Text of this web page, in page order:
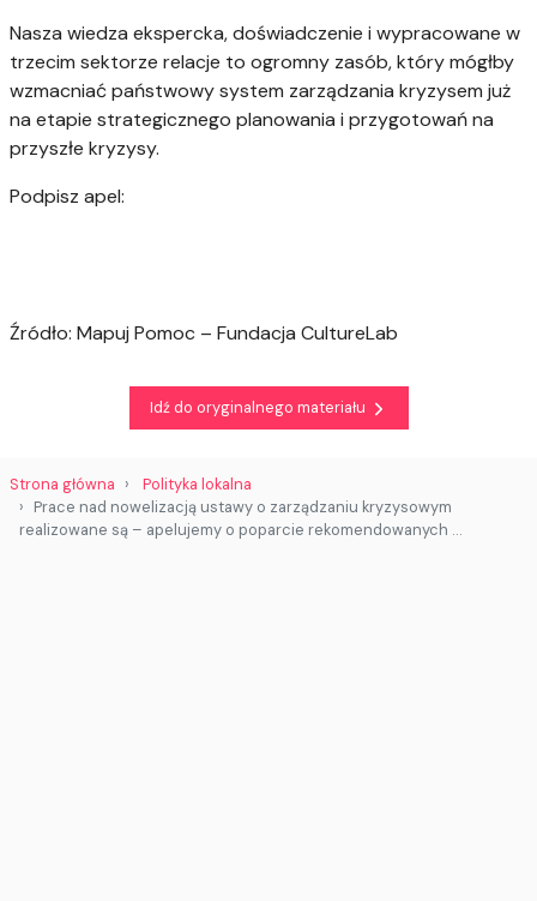
Nasza wiedza ekspercka, doświadczenie i wypracowane w
trzecim sektorze relacje to ogromny zasób, który mógłby
wzmacniać państwowy system zarządzania kryzysem już
na etapie strategicznego planowania i przygotowań na
przyszłe kryzysy.
Podpisz apel:
Źródło: Mapuj Pomoc – Fundacja CultureLab
Idź do oryginalnego materiału
Strona główna
Polityka lokalna
Prace nad nowelizacją ustawy o zarządzaniu kryzysowym
realizowane są – apelujemy o poparcie rekomendowanych …